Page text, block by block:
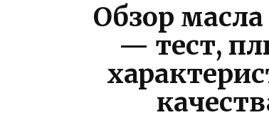
Обзор
— тест,